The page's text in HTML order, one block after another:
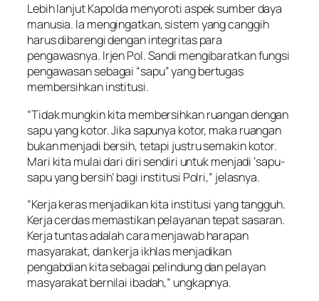
Lebih lanjut Kapolda menyoroti aspek sumber daya
manusia. Ia mengingatkan, sistem yang canggih
harus dibarengi dengan integritas para
pengawasnya. Irjen Pol. Sandi mengibaratkan fungsi
pengawasan sebagai “sapu” yang bertugas
membersihkan institusi.
“Tidak mungkin kita membersihkan ruangan dengan
sapu yang kotor. Jika sapunya kotor, maka ruangan
bukan menjadi bersih, tetapi justru semakin kotor.
Mari kita mulai dari diri sendiri untuk menjadi ‘sapu-
sapu yang bersih’ bagi institusi Polri,” jelasnya.
“Kerja keras menjadikan kita institusi yang tangguh.
Kerja cerdas memastikan pelayanan tepat sasaran.
Kerja tuntas adalah cara menjawab harapan
masyarakat, dan kerja ikhlas menjadikan
pengabdian kita sebagai pelindung dan pelayan
masyarakat bernilai ibadah,” ungkapnya.